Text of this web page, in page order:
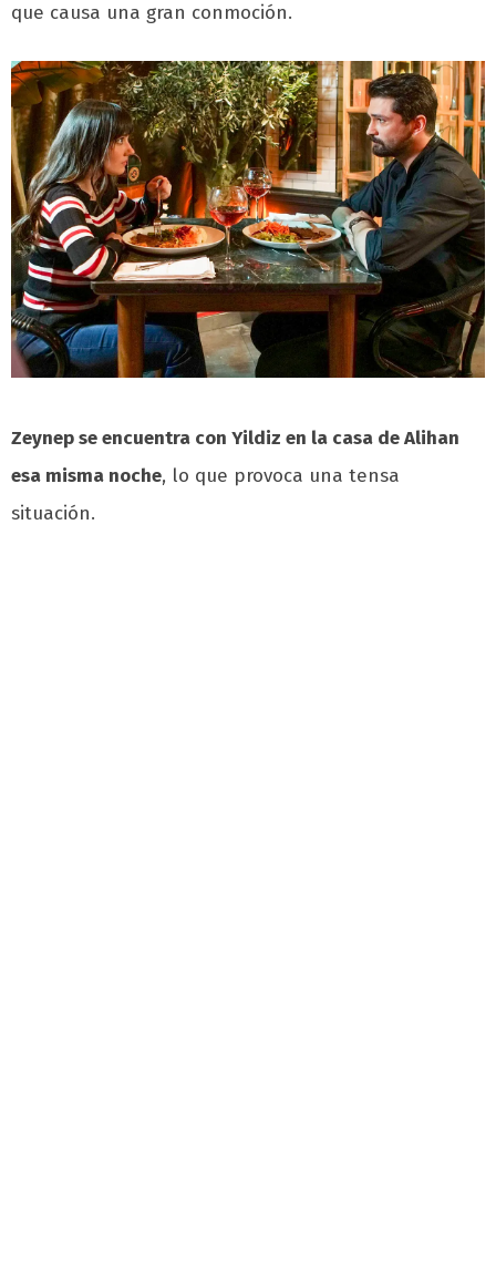
que causa una gran conmoción.
Zeynep se encuentra con Yildiz en la casa de Alihan
esa misma noche, lo que provoca una tensa
situación.